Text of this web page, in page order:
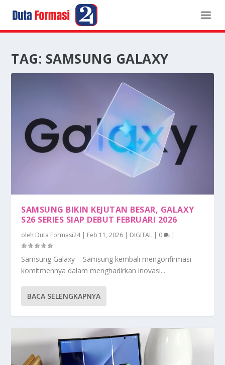
TAG: SAMSUNG GALAXY
SAMSUNG BIKIN KEJUTAN BESAR, GALAXY
S26 SERIES SIAP DEBUT FEBRUARI 2026
oleh Duta Formasi24| Feb 11, 2026 | DIGITAL | 0 |
Samsung Galaxy – Samsung kembali mengonfirmasi
komitmennya dalam menghadirkan inovasi...
BACA SELENGKAPNYA